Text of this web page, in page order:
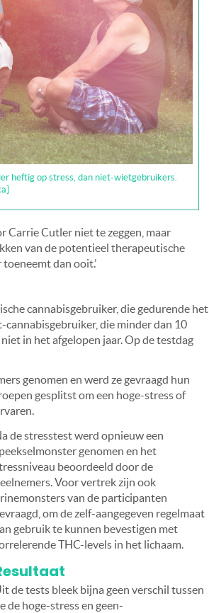
heftig op stress, dan niet-wietgebruikers.
Carrie Cutler niet te zeggen, maar
van de potentieel therapeutische
dan ooit.’
cannabisgebruiker, die gedurende het
die minder dan 10
in het afgelopen jaar. Op de testdag
genomen en werd ze gevraagd hun
gesplitst om een hoge-stress of
de stresstest werd opnieuw een
genomen en het
beoordeeld door de
Voor vertrek zijn ook
van de participanten
om de zelf-aangegeven regelmaat
gebruik te kunnen bevestigen met
THC-levels in het lichaam.
de tests bleek bijna geen verschil tussen
de hoge-stress en geen-